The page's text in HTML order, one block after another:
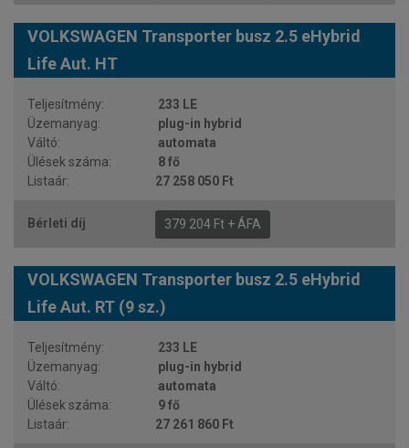
VOLKSWAGEN Transporter busz 2.5 eHybrid
Life Aut. HT
233 LE
plug-in hybrid
automata
8 fő
27 258 050 Ft
379 204 Ft + ÁFA
VOLKSWAGEN Transporter busz 2.5 eHybrid
Life Aut. RT (9 sz.)
233 LE
plug-in hybrid
automata
9 fő
27 261 860 Ft